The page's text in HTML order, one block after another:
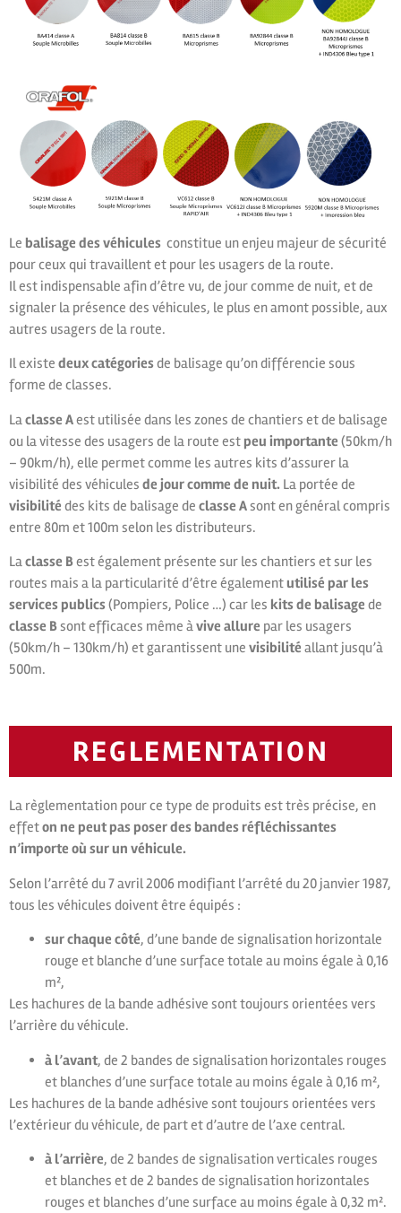
Le balisage des véhicules constitue un enjeu majeur de sécurité
pour ceux qui travaillent et pour les usagers de la route.
Il est indispensable afin d’être vu, de jour comme de nuit, et de
signaler la présence des véhicules, le plus en amont possible, aux
autres usagers de la route.
Il existe deux catégoriesde balisage qu’on différencie sous
forme de classes.
Laclasse Aest utilisée dans les zones de chantiers et de balisage
ou la vitesse des usagers de la route est peu importante (50km/h
– 90km/h), elle permet comme les autres kits d’assurer la
visibilité des véhicules de jour comme de nuit. La portée de
visibilité des kits de balisage de classe Asont en général compris
entre 80m et 100m selon les distributeurs.
Laclasse Best également présente sur les chantiers et sur les
routes mais a la particularité d’être égalementutilisé par les
services publics(Pompiers, Police …) car les kits de balisage de
classe Bsont efficaces même àvive allure par les usagers
(50km/h – 130km/h) et garantissent une visibilité allant jusqu’à
500m.
REGLEMENTATION
La règlementation pour ce type de produits est très précise, en
effeton ne peut pas poser des bandes réfléchissantes
n’importe où sur un véhicule.
Selon l’arrêté du 7 avril 2006 modifiant l’arrêté du 20 janvier 1987,
tous les véhicules doivent être équipés :
sur chaque côté, d’une bande de signalisation horizontale
rouge et blanche d’une surface totale au moins égale à 0,16
m²,
Les hachures de la bande adhésive sont toujours orientées vers
l’arrière du véhicule.
à l’avant, de 2 bandes de signalisation horizontales rouges
et blanches d’une surface totale au moins égale à 0,16 m²,
Les hachures de la bande adhésive sont toujours orientées vers
l’extérieur du véhicule, de part et d’autre de l’axe central.
à l’arrière, de 2 bandes de signalisation verticales rouges
et blanches et de 2 bandes de signalisation horizontales
rouges et blanches d’une surface au moins égale à 0,32 m².